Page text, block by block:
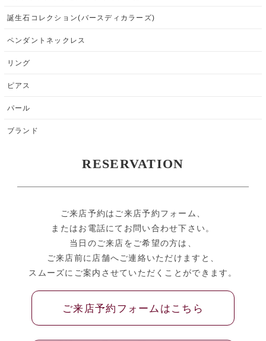
誕生石コレクション(バースディカラーズ)
ペンダントネックレス
リング
ピアス
パール
ブランド
RESERVATION
ご来店予約はご来店予約フォーム、
またはお電話にてお問い合わせ下さい。
当日のご来店をご希望の方は、
ご来店前に店舗へご連絡いただけますと、
スムーズにご案内させていただくことができます。
ご来店予約フォームはこちら